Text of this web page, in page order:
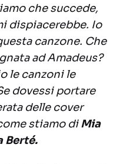
che succede,
dispiacerebbe. Io
canzone. Che
ad Amadeus?
le canzoni le
dovessi portare
delle cover
stiamo diMia
Berté.